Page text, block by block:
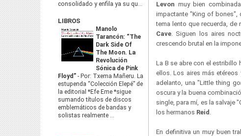
consolidado y enfila ya su qu...
LIBROS
Manolo
Tarancón: “The
Dark Side Of
The Moon. La
Revolución
Sónica de Pink
Floyd” - Por: Txema Mañeru. La
estupenda “Colección Elepé” de
la editorial *Efe Eme *sigue
sumando títulos de discos
emblemáticos de bandas y
solistas realmente ...
Levon muy bien
impactante "King of bones",
tema lento que recuerda, de
Cave. Siguen los aires
crescendo brutal en la
La B se abre con el estribillo
ellos. Los aires más
adelanto, una "Little thing
oscura y la buena
single, para mí, es la salvaje
los hermanos Reid .
En definitiva un muy buen